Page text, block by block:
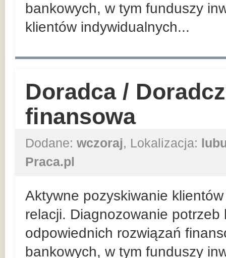
bankowych, w tym funduszy
klientów indywidualnych...
Doradca /
finansowa
Dodane: wczoraj, Lokalizacja:
Praca.pl
Aktywne pozyskiwanie
relacji. Diagnozowanie
odpowiednich rozwiązań
bankowych, w tym funduszy